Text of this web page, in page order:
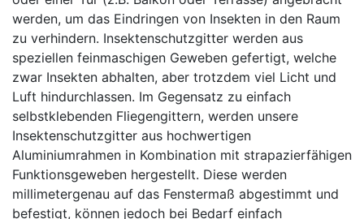
werden, um das Eindringen von Insekten in den Raum
zu verhindern. Insektenschutzgitter werden aus
speziellen feinmaschigen Geweben gefertigt, welche
zwar Insekten abhalten, aber trotzdem viel Licht und
Luft hindurchlassen. Im Gegensatz zu einfach
selbstklebenden Fliegengittern, werden unsere
Insektenschutzgitter aus hochwertigen
Aluminiumrahmen in Kombination mit strapazierfähigen
Funktionsgeweben hergestellt. Diese werden
millimetergenau auf das Fenstermaß abgestimmt und
befestigt, können jedoch bei Bedarf einfach